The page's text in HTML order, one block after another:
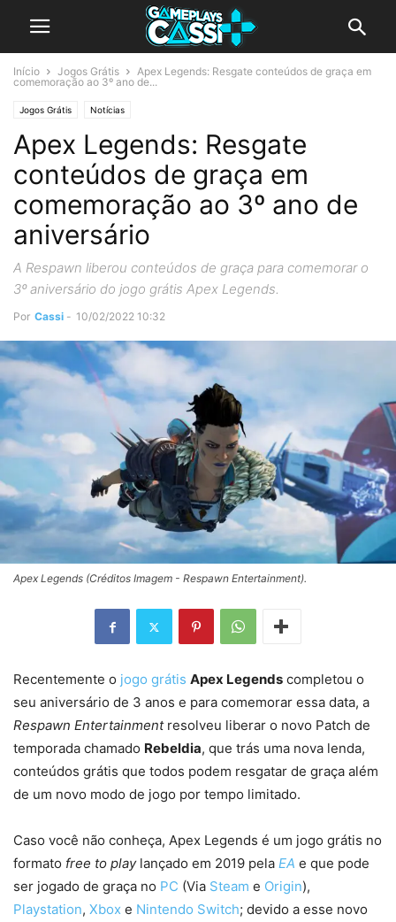
Início Jogos Grátis
Apex Legends: Resgate conteúdos de graça em
comemoração ao 3º ano de...
Jogos Grátis Notícias
Apex Legends: Resgate
conteúdos de graça em
comemoração ao 3º ano de
aniversário
A Respawn liberou conteúdos de graça para comemorar o
3º aniversário do jogo grátis Apex Legends.
Por Cassi - 10/02/2022 10:32
Apex Legends (Créditos Imagem - Respawn Entertainment).
Recentemente o jogo grátis Apex Legends completou o
seu aniversário de 3 anos e para comemorar essa data, a
Respawn Entertainmentresolveu liberar o novo Patch de
temporada chamado Rebeldia, que trás uma nova lenda,
conteúdos grátis que todos podem resgatar de graça além
de um novo modo de jogo por tempo limitado.
Caso você não conheça, Apex Legends é um jogo grátis no
formato free to playlançado em 2019 pela EA e que pode
ser jogado de graça no PC (Via Steam e Origin),
Playstation, Xbox e Nintendo Switch; devido a esse novo